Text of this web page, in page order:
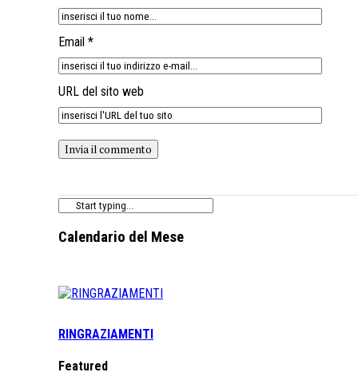
Email *
URL del sito web
Calendario del Mese
RINGRAZIAMENTI
Featured